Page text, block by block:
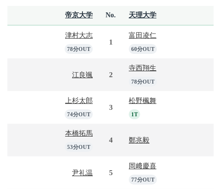
帝京大学 No. 天理大学
津村大志
78分OUT
1
富田凌仁
60分OUT
江良颯 2
寺西翔生
78分OUT
上杉太郎
74分OUT
3
松野楓舞
1T
本橋拓馬
53分OUT
4 鄭兆毅
尹礼温 5
岡﨑慶喜
77分OUT